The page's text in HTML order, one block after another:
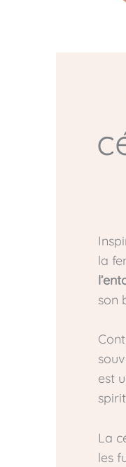
la
son
est
La
les